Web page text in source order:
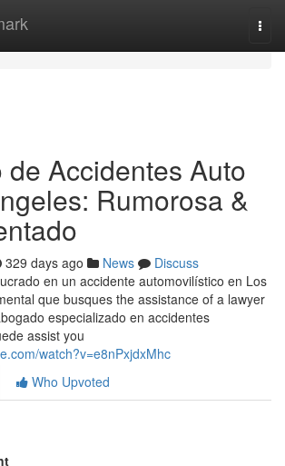
Accidentes Auto
Rumorosa &
329 days ago News
Discuss
en un accidente automovilístico en Los
que busques the assistance of a lawyer
especializado en accidentes
assist you
watch?v=e8nPxjdxMhc
Who Upvoted